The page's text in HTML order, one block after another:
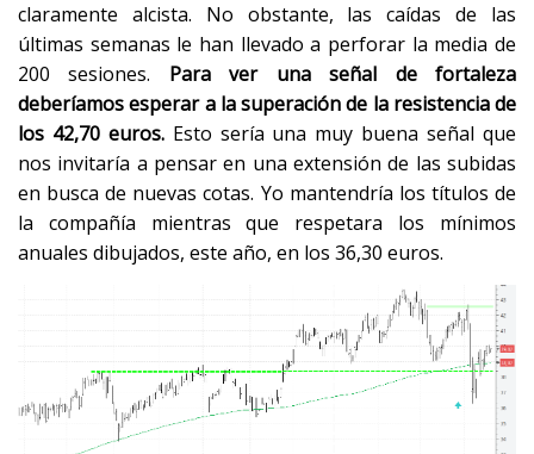
claramente alcista. No obstante, las caídas de las
últimas semanas le han llevado a perforar la media de
200 sesiones. Para ver una señal de fortaleza
deberíamos esperar a la superación de la resistencia de
los 42,70 euros.Esto sería una muy buena señal que
nos invitaría a pensar en una extensión de las subidas
en busca de nuevas cotas. Yo mantendría los títulos de
la compañía mientras que respetara los mínimos
anuales dibujados, este año, en los 36,30 euros.